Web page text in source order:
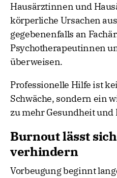
Hausärztinnen und
körperliche Ursachen
gegebenenfalls an
Psychotherapeutinnen
überweisen.
Professionelle Hilfe ist
Schwäche, sondern ein
zu mehr Gesundheit
Burnout lässt
verhindern
Vorbeugung beginnt